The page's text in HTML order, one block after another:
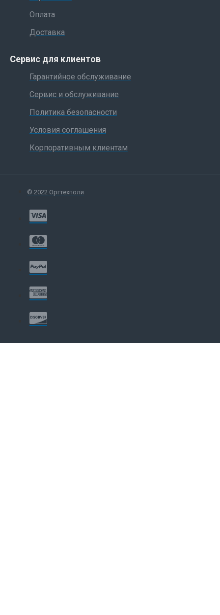
Оплата
Доставка
Сервис для клиентов
Гарантийное обслуживание
Сервис и обслуживание
Политика безопасности
Условия соглашения
Корпоративным клиентам
© 2022 Оргтехполи